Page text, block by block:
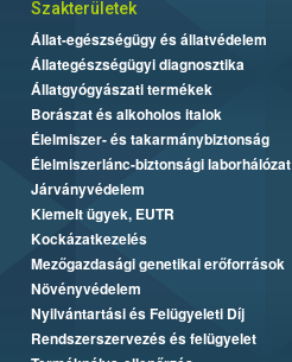
Szakterületek
Állat-egészségügy és állatvédelem
Állategészségügyi diagnosztika
Állatgyógyászati termékek
Borászat és alkoholos italok
Élelmiszer- és takarmánybiztonság
Élelmiszerlánc-biztonsági laborhálózat
Járványvédelem
Kiemelt ügyek, EUTR
Kockázatkezelés
Mezőgazdasági genetikai erőforrások
Növényvédelem
Nyilvántartási és Felügyeleti Díj
Rendszerszervezés és felügyelet